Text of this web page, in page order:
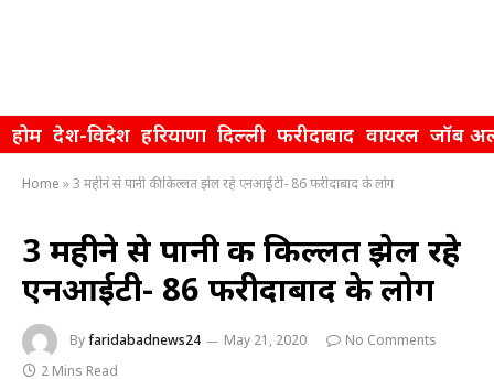
होम देश-विदेश हरियाणा दिल्ली फरीदाबाद वायरल जॉब
Home »3 महीने से पानी की किल्लत झेल रहे एनआईटी- 86 फरीदाबाद के लोग
3 महीने से पानी की किल्लत झेल रहे
एनआईटी- 86 फरीदाबाद के लोग
Byfaridabadnews24 May 21, 2020
No Comments
2 Mins Read